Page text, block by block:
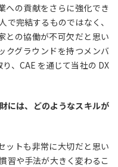
への貢献をさらに強化でき
で完結するものではなく、
との協働が不可欠だと思い
クグラウンドを持つメンバ
、CAE を通じて当社の DX
には、どのようなスキルが
ットも非常に大切だと思い
習や手法が大きく変わるこ